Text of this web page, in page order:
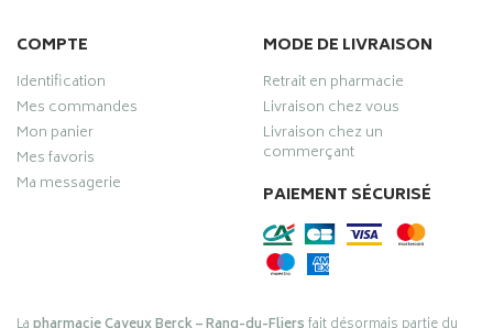
COMPTE
Identification
Mes commandes
Mon panier
Mes favoris
Ma messagerie
MODE DE LIVRAISON
Retrait en pharmacie
Livraison chez vous
Livraison chez un
commerçant
PAIEMENT SÉCURISÉ